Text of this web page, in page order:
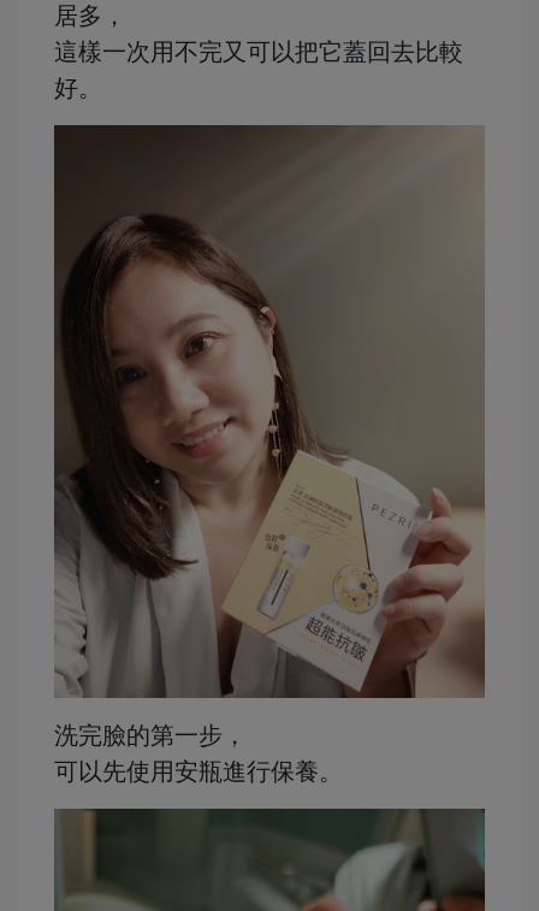
居多，
這樣一次用不完又可以把它蓋回去比較
好。
洗完臉的第一步，
可以先使用安瓶進行保養。